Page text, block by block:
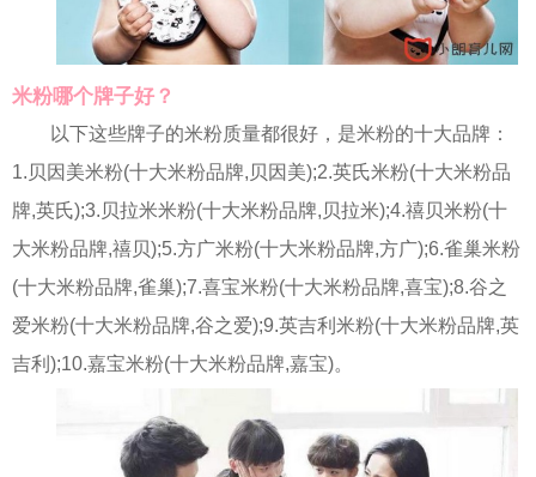
米粉哪个牌子好？
以下这些牌子的米粉质量都很好，是米粉的十大品牌：
1.贝因美米粉(十大米粉品牌,贝因美);2.英氏米粉(十大米粉品
牌,英氏);3.贝拉米米粉(十大米粉品牌,贝拉米);4.禧贝米粉(十
大米粉品牌,禧贝);5.方广米粉(十大米粉品牌,方广);6.雀巢米粉
(十大米粉品牌,雀巢);7.喜宝米粉(十大米粉品牌,喜宝);8.谷之
爱米粉(十大米粉品牌,谷之爱);9.英吉利米粉(十大米粉品牌,英
吉利);10.嘉宝米粉(十大米粉品牌,嘉宝)。